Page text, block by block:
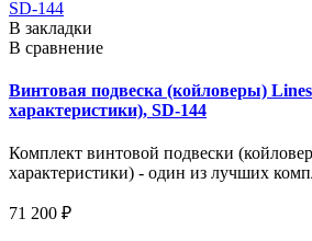
В закладки
В сравнение
Винтовая подвеска (койловеры)
характеристики), SD-144
Комплект винтовой подвески
характеристики) - один из лучших
71 200 ₽